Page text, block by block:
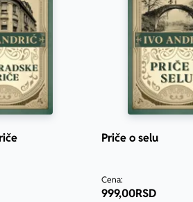
Priče o selu
Cena:
999,00RSD